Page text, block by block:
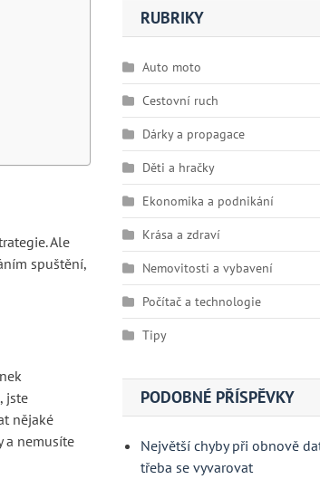
Ale
spuštění,
jste
nějaké
a nemusíte
RUBRIKY
Auto moto
Cestovní ruch
Dárky a propagace
Děti a hračky
Ekonomika a podnikání
Krása a zdraví
Nemovitosti a vybavení
Počítač a technologie
Tipy
PODOBNÉ PŘÍSPĚVKY
Největší chyby při obnově
třeba se vyvarovat